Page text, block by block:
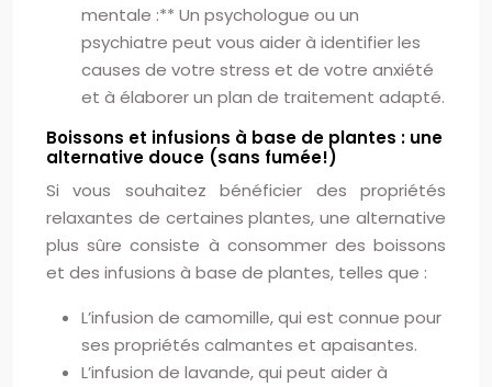
mentale :** Un psychologue ou un
psychiatre peut vous aider à identifier les
causes de votre stress et de votre anxiété
et à élaborer un plan de traitement adapté.
Boissons et infusions à base de plantes : une
alternative douce (sans fumée!)
Si vous souhaitez bénéficier des propriétés
relaxantes de certaines plantes, une alternative
plus sûre consiste à consommer des boissons
et des infusions à base de plantes, telles que :
L’infusion de camomille, qui est connue pour
ses propriétés calmantes et apaisantes.
L’infusion de lavande, qui peut aider à